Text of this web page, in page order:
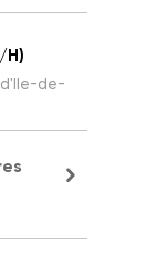
H)
d'Ile-de-